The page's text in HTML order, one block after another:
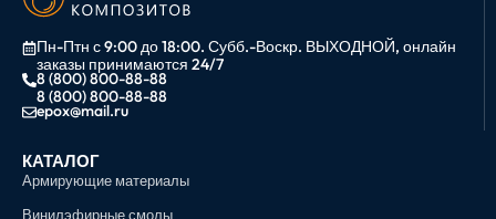
Пн-Птн с 9:00 до 18:00. Субб.-Воскр. ВЫХОДНОЙ, онлайн
заказы принимаются 24/7
8 (800) 800-88-88
8 (800) 800-88-88
epox@mail.ru
КАТАЛОГ
Армирующие материалы
Винилэфирные смолы